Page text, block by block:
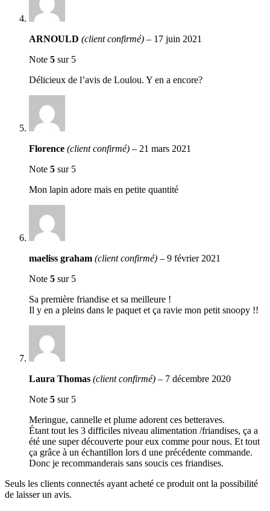
ARNOULD (client confirmé) – 17 juin 2021
Note 5 sur 5
Délicieux de l’avis de Loulou. Y en a encore?
Florence (client confirmé) – 21 mars 2021
Note 5 sur 5
Mon lapin adore mais en petite quantité
maeliss graham (client confirmé) – 9 février 2021
Note 5 sur 5
Sa première friandise et sa meilleure !
Il y en a pleins dans le paquet et ça ravie mon petit snoopy !!
Laura Thomas (client confirmé) – 7 décembre 2020
Note 5 sur 5
Meringue, cannelle et plume adorent ces betteraves.
Étant tout les 3 difficiles niveau alimentation /friandises, ça a
été une super découverte pour eux comme pour nous. Et tout
ça grâce à un échantillon lors d une précédente commande.
Donc je recommanderais sans soucis ces friandises.
Seuls les clients connectés ayant acheté ce produit ont la possibilité
de laisser un avis.